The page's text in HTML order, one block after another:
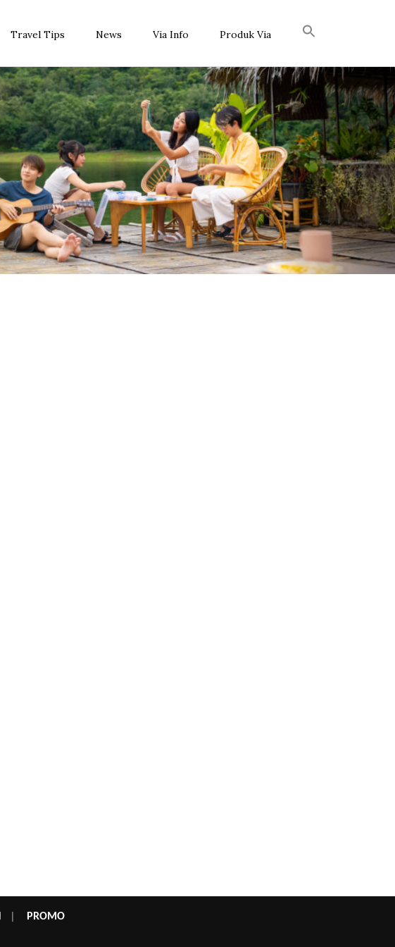
Travel Tips News Via Info Produk Via
PROMO